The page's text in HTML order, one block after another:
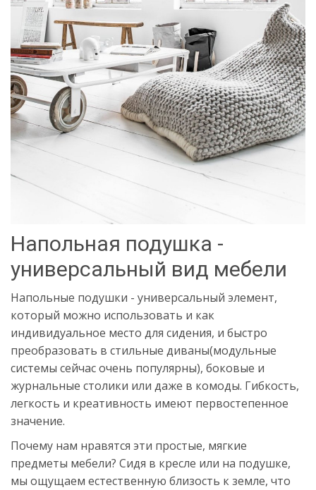
Напольная подушка -
универсальный вид мебели
Напольные подушки - универсальный элемент,
который можно использовать и как
индивидуальное место для сидения, и быстро
преобразовать в стильные диваны(модульные
системы сейчас очень популярны), боковые и
журнальные столики или даже в комоды. Гибкость,
легкость и креативность имеют первостепенное
значение.
Почему нам нравятся эти простые, мягкие
предметы мебели? Сидя в кресле или на подушке,
мы ощущаем естественную близость к земле, что